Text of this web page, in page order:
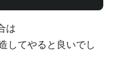
は
してやると良いでし